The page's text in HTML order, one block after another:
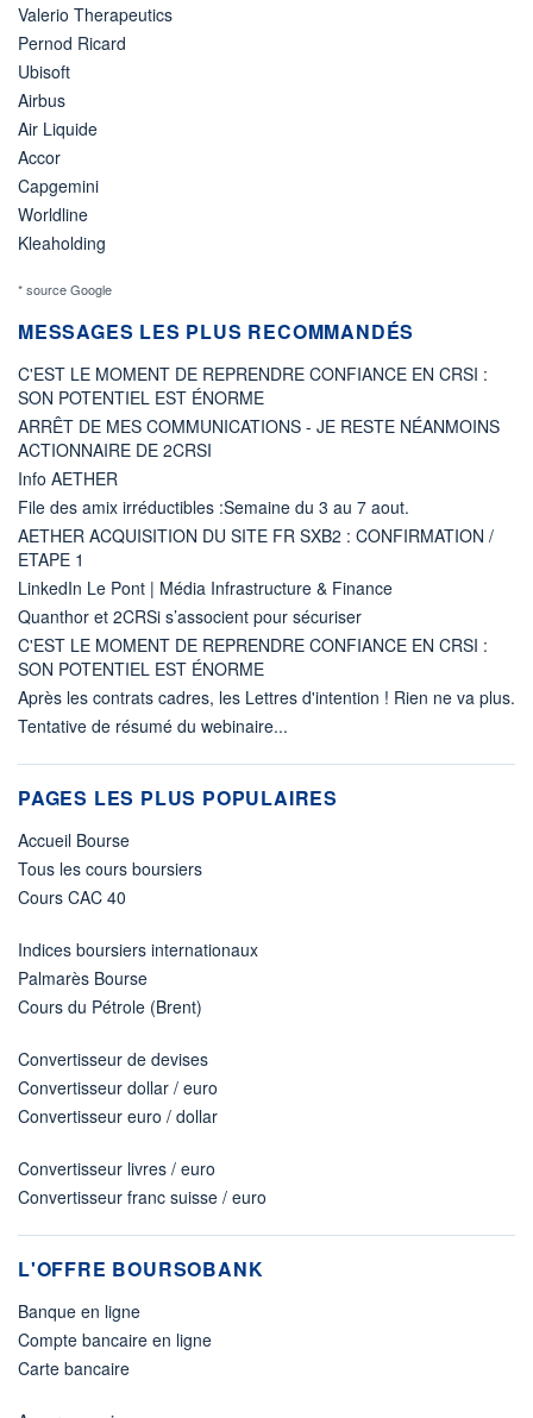
Valerio Therapeutics
Pernod Ricard
Ubisoft
Airbus
Air Liquide
Accor
Capgemini
Worldline
Kleaholding
* source Google
MESSAGES LES PLUS RECOMMANDÉS
C'EST LE MOMENT DE REPRENDRE CONFIANCE EN CRSI :
SON POTENTIEL EST ÉNORME
ARRÊT DE MES COMMUNICATIONS - JE RESTE NÉANMOINS
ACTIONNAIRE DE 2CRSI
Info AETHER
File des amix irréductibles :Semaine du 3 au 7 aout.
AETHER ACQUISITION DU SITE FR SXB2 : CONFIRMATION /
ETAPE 1
LinkedIn Le Pont | Média Infrastructure & Finance
Quanthor et 2CRSi s’associent pour sécuriser
C'EST LE MOMENT DE REPRENDRE CONFIANCE EN CRSI :
SON POTENTIEL EST ÉNORME
Après les contrats cadres, les Lettres d'intention ! Rien ne va plus.
Tentative de résumé du webinaire...
PAGES LES PLUS POPULAIRES
Accueil Bourse
Tous les cours boursiers
Cours CAC 40
Indices boursiers internationaux
Palmarès Bourse
Cours du Pétrole (Brent)
Convertisseur de devises
Convertisseur dollar / euro
Convertisseur euro / dollar
Convertisseur livres / euro
Convertisseur franc suisse / euro
L'OFFRE BOURSOBANK
Banque en ligne
Compte bancaire en ligne
Carte bancaire